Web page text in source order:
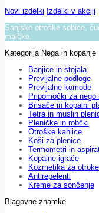
Novi izdelki Izdelki v akciji
Sanjske otroške sobice,
malčke.
Kategorija Nega in kopanje
Banjice in stojala
Previjalne podloge
Previjalne komode
Pripomočki za nego
Brisače in kopalni
Tetra in muslin
Pleničke in robčki
Otroške kahlice
Koši za plenice
Termometri in
Kopalne igrače
Kozmetika za otroke
Antirepelenti
Kreme za sončenje
Blagovne znamke